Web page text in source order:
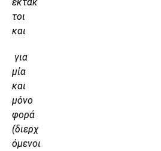
τοι
και
για
μία
και
μόνο
φορά
(διερχ
όμενοι